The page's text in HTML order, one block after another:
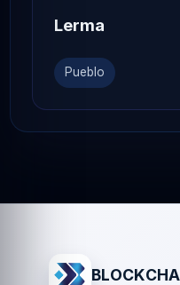
Lerma
Pueblo